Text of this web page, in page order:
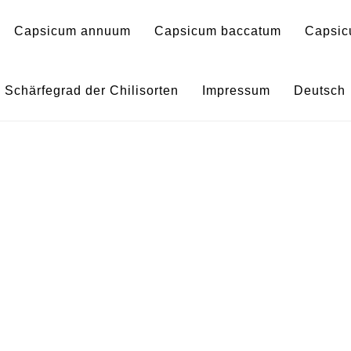
Capsicum annuum Capsicum baccatum
Schärfegrad der Chilisorten Impressum Deutsch
3 – Capsicum